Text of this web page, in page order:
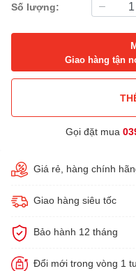
Số lượng:
Giao hàng tận
Gọi đặt mua
Giá rẻ, hàng chính
Giao hàng siêu tốc
Bảo hành 12 tháng
Đổi mới trong vòng 1